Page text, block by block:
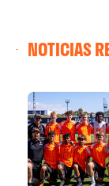
NOTICIAS